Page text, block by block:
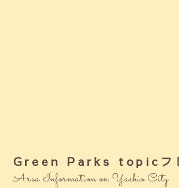
Green Parks topicフ
Area Information on Yashio City